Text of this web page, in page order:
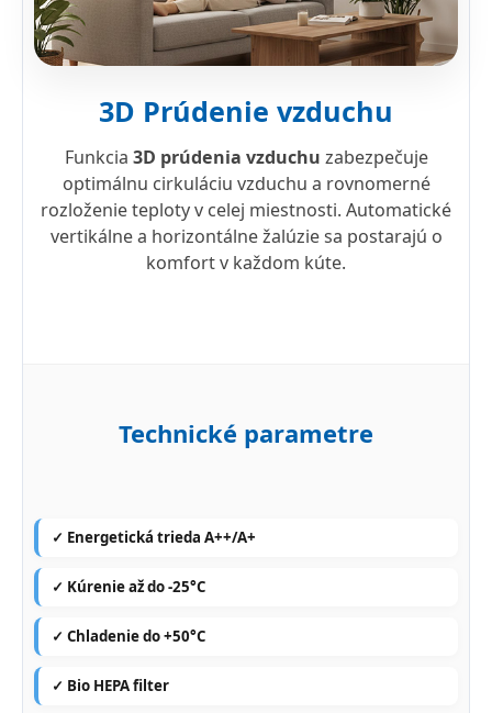
3D Prúdenie vzduchu
Funkcia 3D prúdenia vzduchu zabezpečuje
optimálnu cirkuláciu vzduchu a rovnomerné
rozloženie teploty v celej miestnosti. Automatické
vertikálne a horizontálne žalúzie sa postarajú o
komfort v každom kúte.
Technické parametre
✓ Energetická trieda A++/A+
✓ Kúrenie až do -25°C
✓ Chladenie do +50°C
✓ Bio HEPA filter